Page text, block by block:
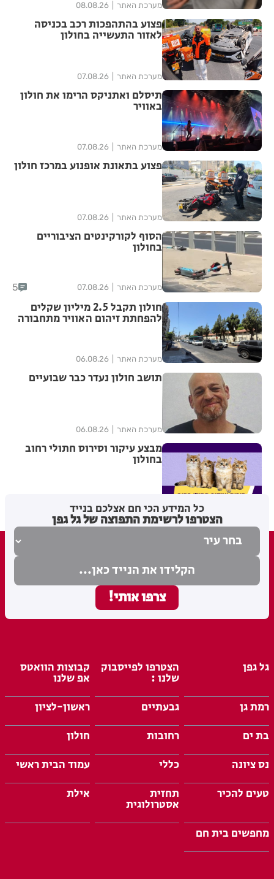
מערכת האתר 08.08.26
פצוע בהתהפכות רכב בכניסה
לאזור התעשייה בחולון
מערכת האתר 07.08.26
תיסלם ואתניקס הרימו את חולון
באוויר
מערכת האתר 07.08.26
פצוע בתאונת אופנוע במרכז חולון
מערכת האתר 07.08.26
הסוף לקורקינטים הציבוריים
בחולון
מערכת האתר 07.08.26
5
חולון תקבל 2.5 מיליון שקלים
להפחתת זיהום האוויר מתחבורה
מערכת האתר 06.08.26
תושב חולון נעדר כבר שבועיים
מערכת האתר 06.08.26
מבצע עיקור וסירוס חתולי רחוב
בחולון
כל המידע הכי חם אצלכם בנייד
הצטרפו לרשימת התפוצה של גל גפן
גל גפן הצטרפו לפייסבוק
שלנו :
קבוצות הוואטס
אפ שלנו
רמת גן
גבעתיים
ראשון-לציון
בת ים
רחובות
חולון
נס ציונה
כללי
עמוד הבית ראשי
טעים להכיר
תחזית
אסטרולוגית
אילת
מחפשים בית חם